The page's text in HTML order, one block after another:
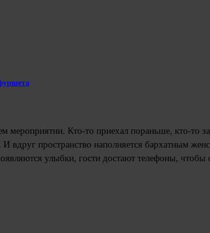
мероприятии. Кто-то приехал пораньше, кто-то
вдруг пространство наполняется бархатным
улыбки, гости достают телефоны, чтобы